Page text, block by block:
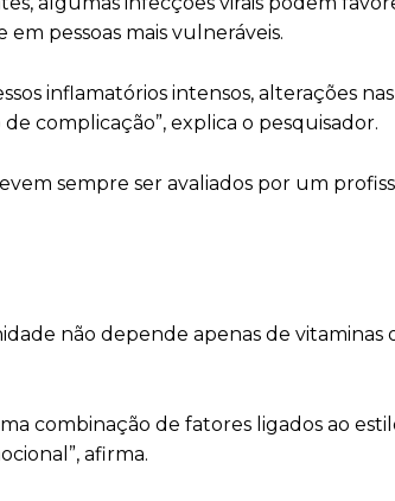
pessoas mais vulneráveis.
inflamatórios intensos, alterações
complicação”, explica o pesquisador.
sempre ser avaliados por um
não depende apenas de vitaminas
combinação de fatores ligados ao
afirma.